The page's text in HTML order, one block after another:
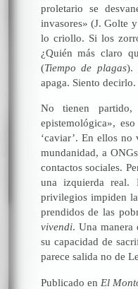
proletario se
invasores» (J. Golte
lo criollo. Si los
¿Quién más claro
(Tiempo de plagas).
apaga. Siento decirlo.
No tienen partido,
epistemológica»,
‘caviar’. En ellos
mundanidad, a
contactos sociales.
una izquierda real.
privilegios impiden
prendidos de las
vivendi. Una manera
su capacidad de
parece salida no de
Publicado en El